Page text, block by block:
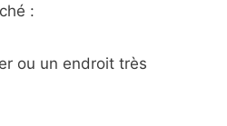
:
ou un endroit très